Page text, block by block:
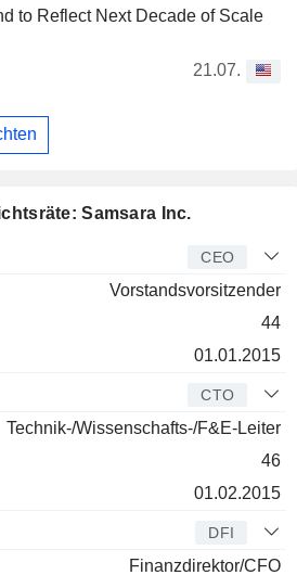
to Reflect Next Decade of Scale
21.07.
Samsara Inc.
CEO
Vorstandsvorsitzender
44
01.01.2015
CTO
Technik-/Wissenschafts-/F&E-Leiter
46
01.02.2015
DFI
Finanzdirektor/CFO